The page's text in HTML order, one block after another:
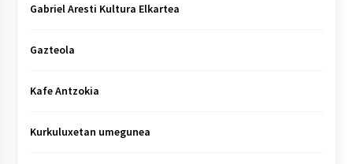
Gabriel Aresti Kultura Elkartea
Gazteola
Kafe Antzokia
Kurkuluxetan umegunea